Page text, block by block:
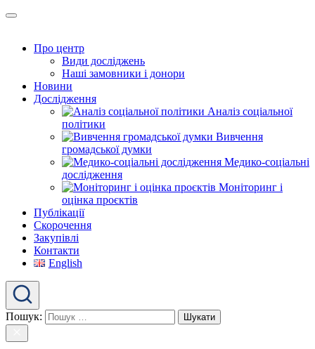
Про центр
Види досліджень
Наші замовники і донори
Новини
Дослідження
Аналіз соціальної
політики
Вивчення
громадської думки
Медико-соціальні
дослідження
Моніторинг і
оцінка проєктів
Публікації
Скорочення
Закупівлі
Контакти
English
Пошук: